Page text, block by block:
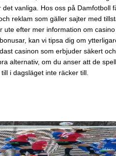
vanliga. Hos oss på Damfotboll
reklam som gäller sajter med
ute efter mer information om
kan vi tipsa dig om
casinon som erbjuder säkert
alternativ, om du anser att de
i dagsläget inte räcker till.